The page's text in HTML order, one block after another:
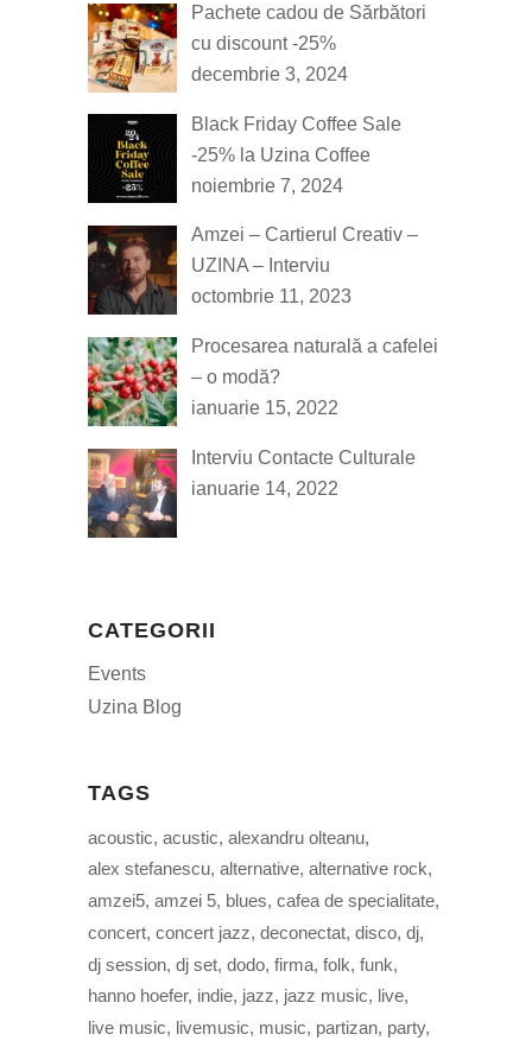
Pachete cadou de Sărbători
cu discount -25%
decembrie 3, 2024
Black Friday Coffee Sale
-25% la Uzina Coffee
noiembrie 7, 2024
Amzei – Cartierul Creativ –
UZINA – Interviu
octombrie 11, 2023
Procesarea naturală a cafelei
– o modă?
ianuarie 15, 2022
Interviu Contacte Culturale
ianuarie 14, 2022
CATEGORII
Events
Uzina Blog
TAGS
acoustic acustic alexandru olteanu
alex stefanescu alternative alternative rock
amzei5 amzei 5 blues cafea de specialitate
concert concert jazz deconectat disco dj
dj session dj set dodo firma folk funk
hanno hoefer indie jazz jazz music live
live music livemusic music partizan party